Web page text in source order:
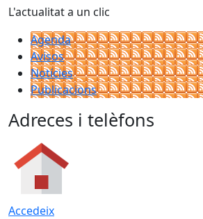
L'actualitat a un clic
Agenda
Avisos
Notícies
Publicacions
Adreces i telèfons
Accedeix